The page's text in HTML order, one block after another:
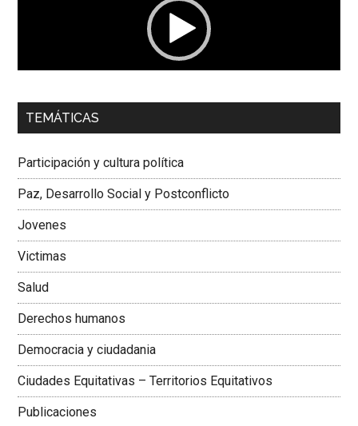
00:00 01:04
Dra. Carolina Corcho Mejía,Presidenta Corporación
Colombiana
TEMÁTICAS
Participación y cultura política
Paz, Desarrollo Social y Postconflicto
Jovenes
Victimas
Salud
Derechos humanos
Democracia y ciudadania
Ciudades Equitativas – Territorios Equitativos
Publicaciones